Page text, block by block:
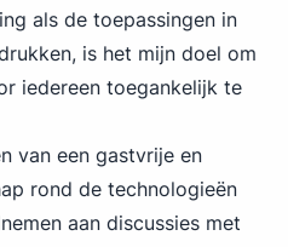
als de toepassingen in
is het mijn doel om
iedereen toegankelijk te
van een gastvrije en
rond de technologieën
aan discussies met